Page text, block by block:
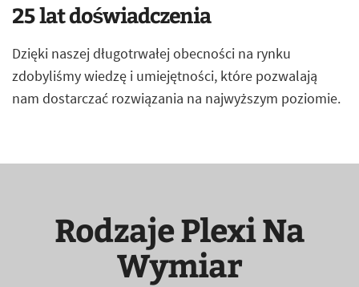
25 lat doświadczenia
Dzięki naszej długotrwałej obecności na rynku
zdobyliśmy wiedzę i umiejętności, które pozwalają
nam dostarczać rozwiązania na najwyższym poziomie.
Rodzaje Plexi Na
Wymiar